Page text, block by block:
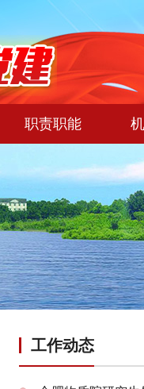
职责职能
工作动态